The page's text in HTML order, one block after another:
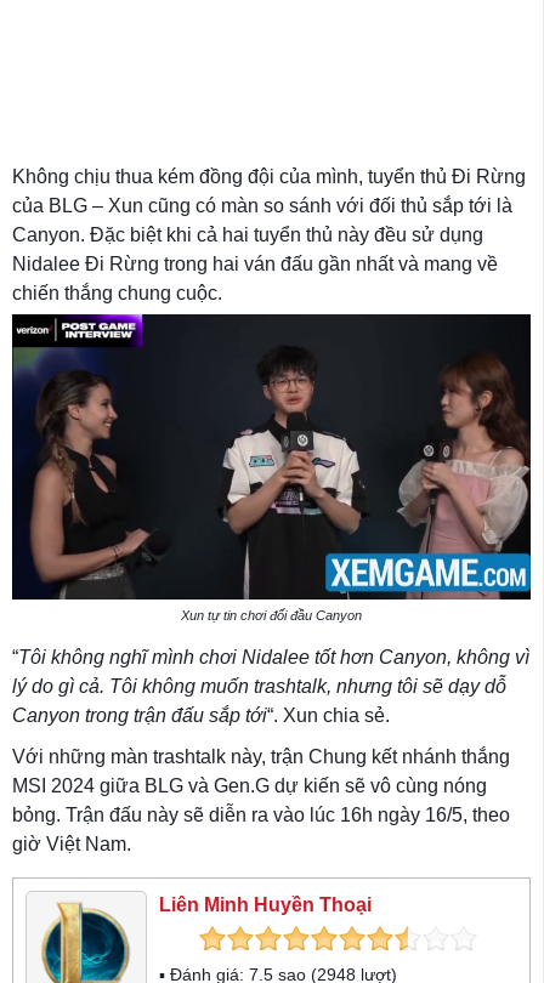
Không chịu thua kém đồng đội của mình, tuyển thủ Đi Rừng
của BLG – Xun cũng có màn so sánh với đối thủ sắp tới là
Canyon. Đặc biệt khi cả hai tuyển thủ này đều sử dụng
Nidalee Đi Rừng trong hai ván đấu gần nhất và mang về
chiến thắng chung cuộc.
Xun tự tin chơi đối đầu Canyon
“Tôi không nghĩ mình chơi Nidalee tốt hơn Canyon, không vì
lý do gì cả. Tôi không muốn trashtalk, nhưng tôi sẽ dạy dỗ
Canyon trong trận đấu sắp tới“. Xun chia sẻ.
Với những màn trashtalk này, trận Chung kết nhánh thắng
MSI 2024 giữa BLG và Gen.G dự kiến sẽ vô cùng nóng
bỏng. Trận đấu này sẽ diễn ra vào lúc 16h ngày 16/5, theo
giờ Việt Nam.
Liên Minh Huyền Thoại
▪ Đánh giá: 7.5 sao (2948 lượt)